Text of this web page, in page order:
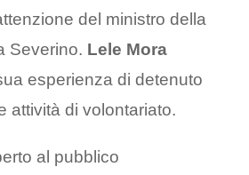
del ministro della
Severino. Lele Mora
esperienza di detenuto
attività di volontariato.
al pubblico